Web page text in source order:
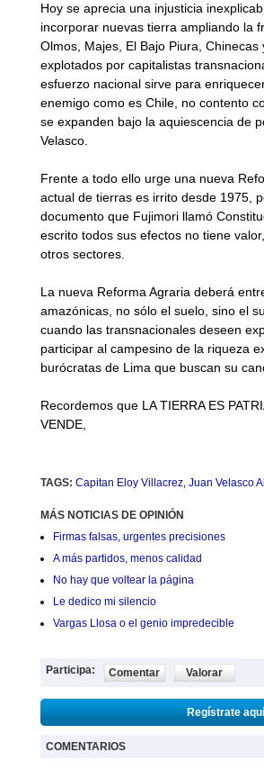
Hoy se aprecia una injusticia
incorporar nuevas tierra ampliando la
Olmos, Majes, El Bajo Piura,
explotados por capitalistas
esfuerzo nacional sirve para
enemigo como es Chile, no contento
se expanden bajo la aquiescencia de
Velasco.
Frente a todo ello urge una nueva
actual de tierras es irrito desde 1975,
documento que Fujimori llamó
escrito todos sus efectos no tiene
otros sectores.
La nueva Reforma Agraria deberá
amazónicas, no sólo el suelo, sino el
cuando las transnacionales deseen
participar al campesino de la riqueza
burócratas de Lima que buscan su
Recordemos que LA TIERRA ES
VENDE,
TAGS: Capitan Eloy Villacrez, Juan Velasco
MÁS NOTICIAS DE OPINIÓN
Firmas falsas, urgentes precisiones
A más partidos, menos calidad
No hay que voltear la página
Le dedico mi silencio
Vargas Llosa o el genio impredecible
Participa: Comentar Valorar
Regístrate
COMENTARIOS